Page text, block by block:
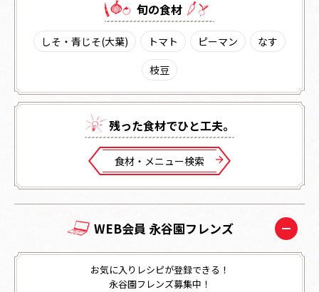
旬の⾷材
しそ・青じそ(大葉) トマト ピーマン
なす
枝豆
残った⾷材でひと⼯夫。
⾷材・メニュー検索
WEB会員 永谷園フレンズ
お気に入りレシピが登録できる！
永谷園フレンズ募集中！